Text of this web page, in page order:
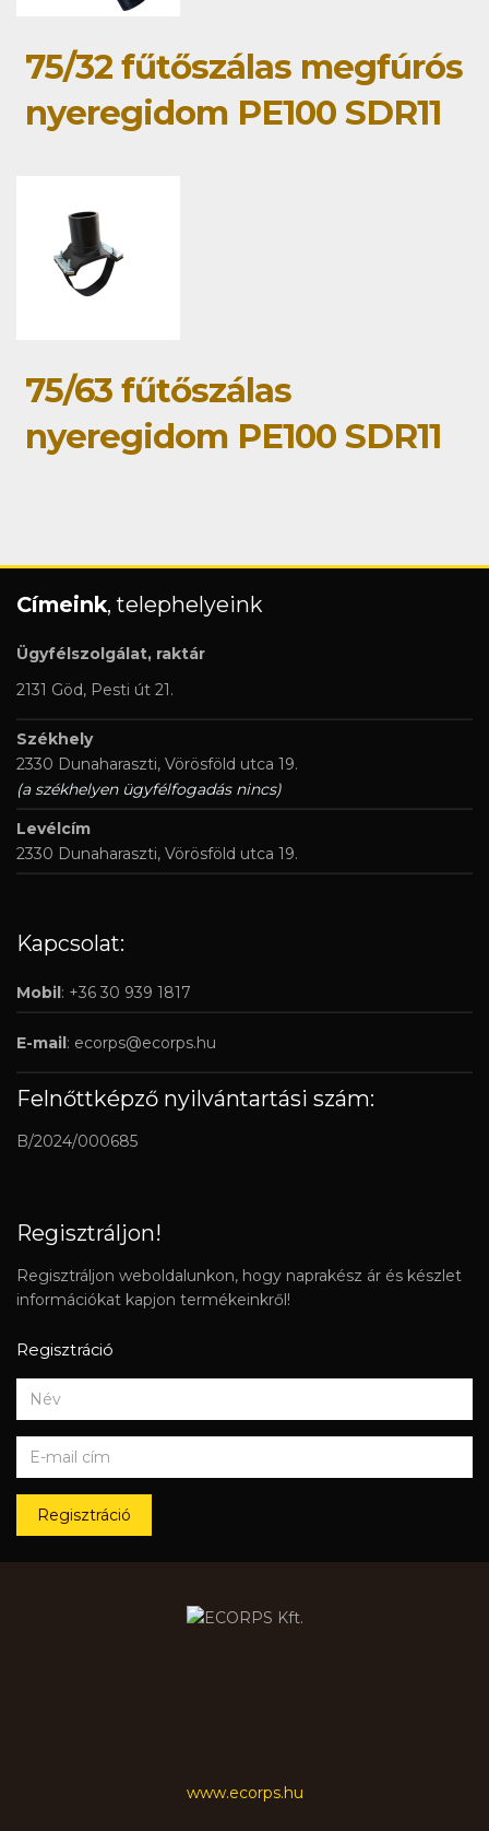
75/32 fűtőszálas megfúrós
nyeregidom PE100 SDR11
75/63 fűtőszálas
nyeregidom PE100 SDR11
Címeink, telephelyeink
Ügyfélszolgálat, raktár
2131 Göd, Pesti út 21.
Székhely
2330 Dunaharaszti, Vörösföld utca 19.
(a székhelyen ügyfélfogadás nincs)
Levélcím
2330 Dunaharaszti, Vörösföld utca 19.
Kapcsolat:
Mobil : +36 30 939 1817
E-mail : ecorps@ecorps.hu
Felnőttképző nyilvántartási szám:
B/2024/000685
Regisztráljon!
Regisztráljon weboldalunkon, hogy naprakész ár és készlet
információkat kapjon termékeinkről!
Regisztráció
Regisztráció
www.ecorps.hu